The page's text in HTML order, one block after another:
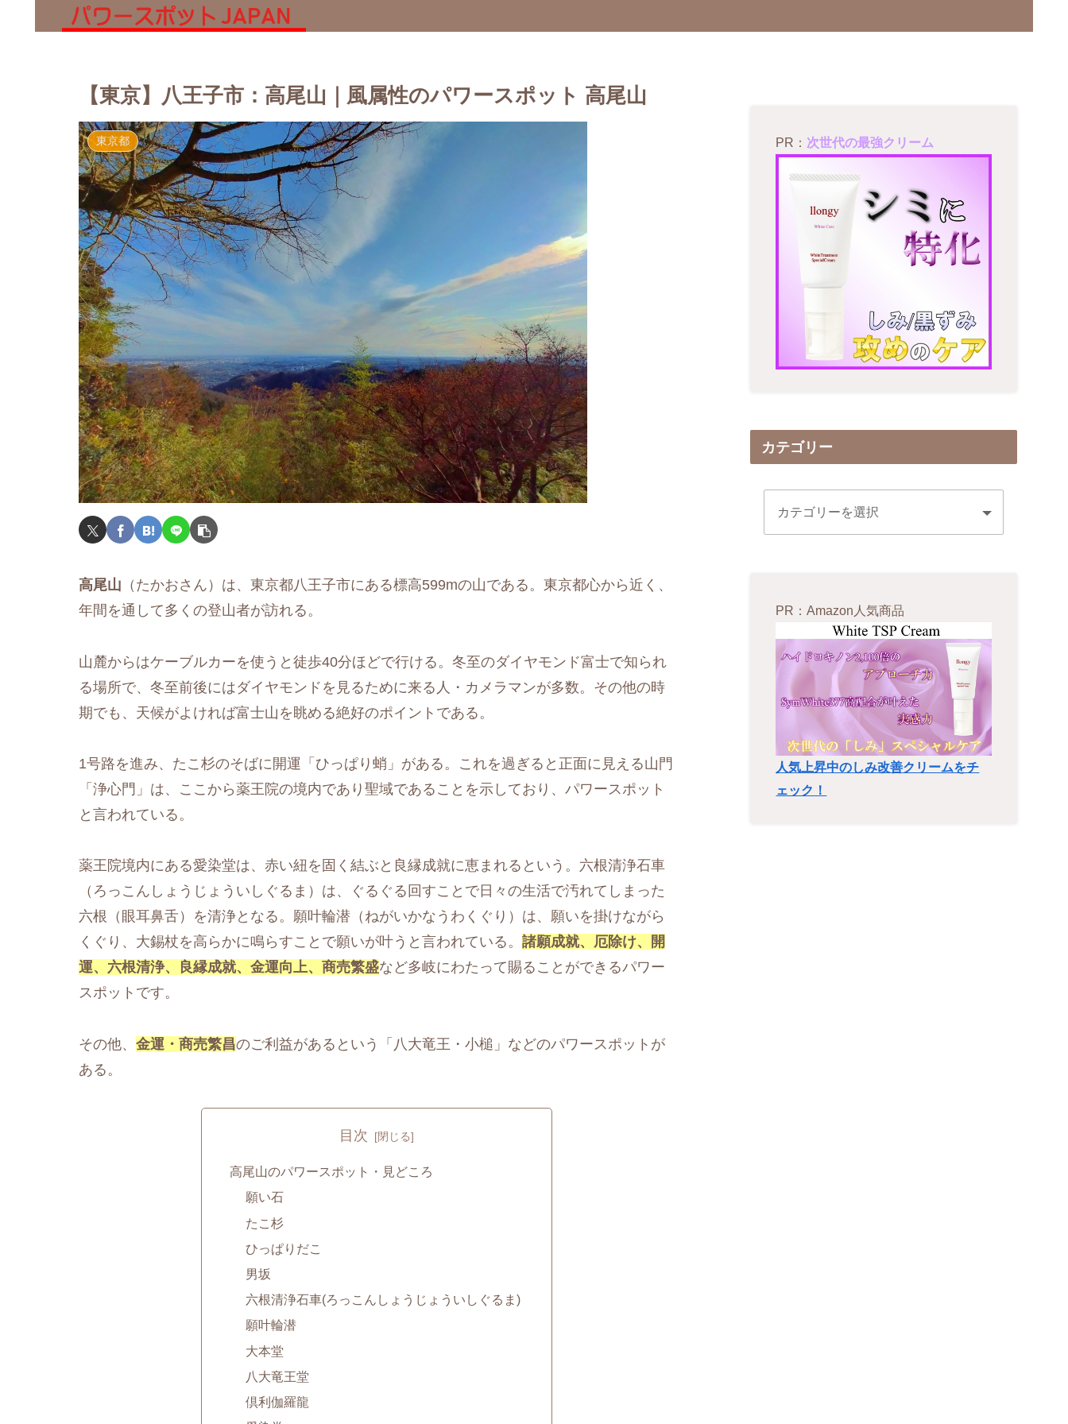
【東京】八王子市：高尾山｜風属性のパワースポット 高尾山
東京都
高尾山 （たかおさん）は、東京都八王子市にある標高599mの山である。東京都心から近く、
年間を通して多くの登山者が訪れる。
山麓からはケーブルカーを使うと徒歩40分ほどで行ける。冬至のダイヤモンド富士で知られ
る場所で、冬至前後にはダイヤモンドを見るために来る人・カメラマンが多数。その他の時
期でも、天候がよければ富士山を眺める絶好のポイントである。
1号路を進み、たこ杉のそばに開運「ひっぱり蛸」がある。これを過ぎると正面に見える山門
「浄心門」は、ここから薬王院の境内であり聖域であることを示しており、パワースポット
と言われている。
薬王院境内にある愛染堂は、赤い紐を固く結ぶと良縁成就に恵まれるという。六根清浄石車
（ろっこんしょうじょういしぐるま）は、ぐるぐる回すことで日々の生活で汚れてしまった
六根（眼耳鼻舌）を清浄となる。願叶輪潜（ねがいかなうわくぐり）は、願いを掛けながら
くぐり、大錫杖を高らかに鳴らすことで願いが叶うと言われている。 諸願成就、厄除け、開
運、六根清浄、良縁成就、金運向上、商売繁盛など多岐にわたって賜ることができるパワー
スポットです。
その他、 金運・商売繁昌のご利益があるという「八大竜王・小槌」などのパワースポットが
ある。
目次
高尾山のパワースポット・見どころ
願い石
たこ杉
ひっぱりだこ
男坂
六根清浄石車(ろっこんしょうじょういしぐるま)
願叶輪潜
大本堂
八大竜王堂
倶利伽羅龍
PR： 次世代の最強クリーム
カテゴリー
PR：Amazon人気商品
人気上昇中のしみ改善クリームをチ
ェック！